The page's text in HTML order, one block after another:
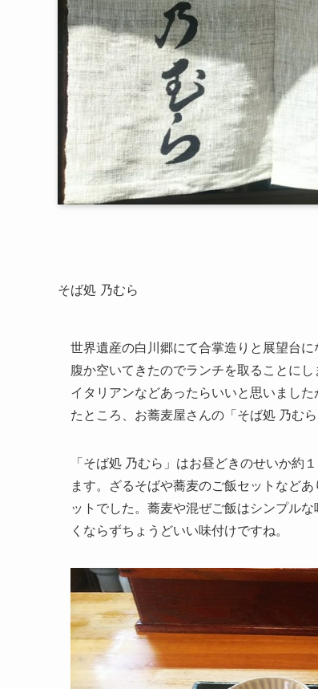
そば処 乃むら
世界遺産の白川郷にて合掌造りと展望台
腹か空いてきたのでランチを取ることに
イタリアンなどあったらいいと思いまし
たところ、お蕎麦屋さんの「そば処 乃む
「そば処 乃むら」はお昼どきのせいか約
ます。ざるそばや蕎麦のご飯セットなど
ットでした。蕎麦や混ぜご飯はシンプル
くならずちょうどいい味付けですね。